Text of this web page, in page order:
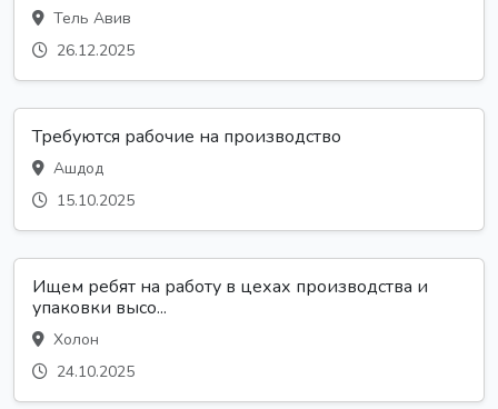
Тель Авив
26.12.2025
Требуются рабочие на производство
Ашдод
15.10.2025
Ищем ребят на работу в цехах производства и
упаковки высо...
Холон
24.10.2025